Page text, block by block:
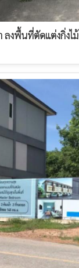
งพื้นที่ตัดแต่งกิ่งไ